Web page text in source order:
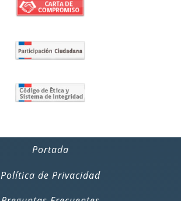
Portada
Política de Privacidad